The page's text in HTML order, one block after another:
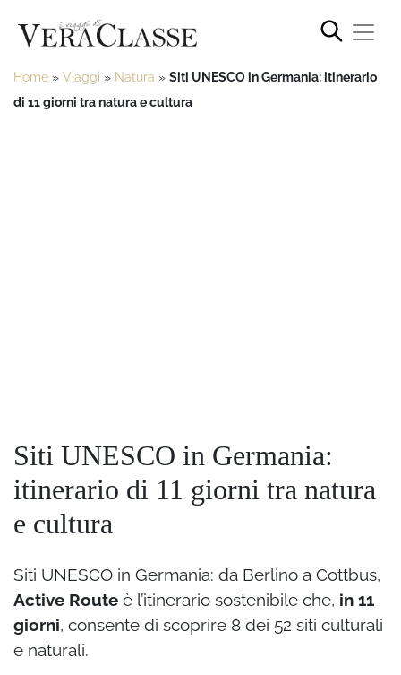
Home » Viaggi » Natura » Siti UNESCO in Germania: itinerario
di 11 giorni tra natura e cultura
Siti UNESCO in Germania:
itinerario di 11 giorni tra natura
e cultura
Siti UNESCO in Germania: da Berlino a Cottbus,
Active Route è l’itinerario sostenibile che, in 11
giorni, consente di scoprire 8 dei 52 siti culturali
e naturali.